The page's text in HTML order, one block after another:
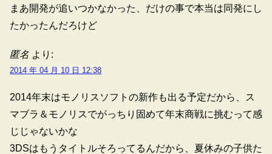
まあ開発が追いつかなかった、だけの事で本当は同発にし
たかったんだろけど
匿名 より:
2014 年 04 月 10 日 12:38
2014年末はモノリスソフトの新作も出る予定だから、ス
マブラ＆モノリスでがっちり固めて年末商戦に挑むって感
じじゃないかな
3DSはもうタイトルそろってるんだから、夏休みの子供た